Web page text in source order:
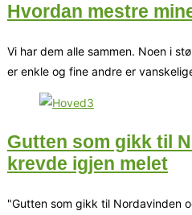
Hvordan mestre
Vi har dem alle sammen. Noen i
er enkle og fine andre er
Gutten som gikk til
krevde igjen melet
"Gutten som gikk til Nordavinden